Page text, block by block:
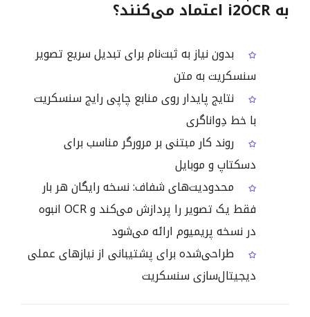
به i2OCR اعتماد می‌کنند؟
بدون نیاز به ثبت‌نام برای تبدیل سریع تصویر
سنسکریت به متن
نتایج پایدار روی منابع چاپی رایج سنسکریت
با خط دِواناگری
روند کار مبتنی بر مرورگر مناسب برای
دسکتاپ و موبایل
محدودیت‌های شفاف: نسخه رایگان هر بار
فقط یک تصویر را پردازش می‌کند و OCR انبوه
در نسخه پریمیوم ارائه می‌شود
طراحی‌شده برای پشتیبانی از نیازهای عملی
دیجیتال‌سازی سنسکریت